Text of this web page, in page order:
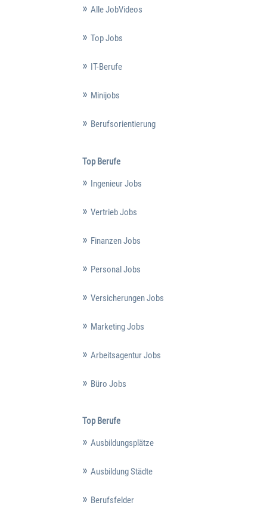
Alle JobVideos
Top Jobs
IT-Berufe
Minijobs
Berufsorientierung
Top Berufe
Ingenieur Jobs
Vertrieb Jobs
Finanzen Jobs
Personal Jobs
Versicherungen Jobs
Marketing Jobs
Arbeitsagentur Jobs
Büro Jobs
Top Berufe
Ausbildungsplätze
Ausbildung Städte
Berufsfelder